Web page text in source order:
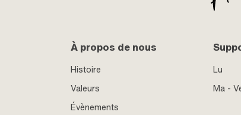
À propos de nous
Histoire
Valeurs
Évènements
Lu
Ma -